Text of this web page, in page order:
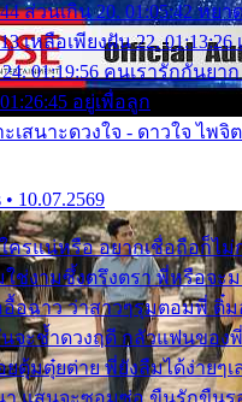
ส่วนเกิน 20. 01:05:42 ห
เหลือเพียงฝัน 22. 01:13:26
01:19:56 คนเรารักกันยาก
อยู่เพื่อลูก
ะเสนาะดวงใจ - ดาวใจ ไพจิ
• 10.07.2569
ครแน่หรือ อยากเชื่อถือก็ไ
ใช่งามซึ้งตรึงตรา พี่หรือจะ
อฉาว ว่าสาวๆรุมตอมพี่ ติ๋
จะช้ำดวงฤดี กลัวแฟนของ
ตุ้มตุ๋ยต่าย พี่ยังลืมได้ง่ายๆเ
า แสนจะซอมซ่อ ขืนรักขืนร